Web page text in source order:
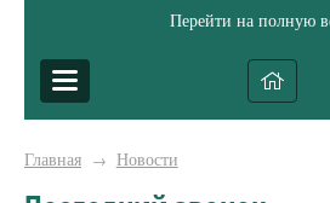
Перейти на полную
Главная → Новости